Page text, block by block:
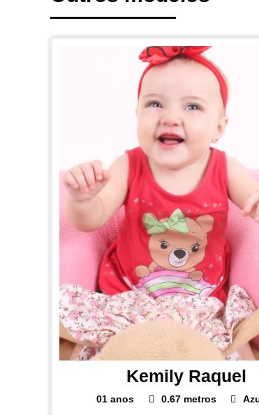
Kemily Raquel
01 anos 0.67 metros